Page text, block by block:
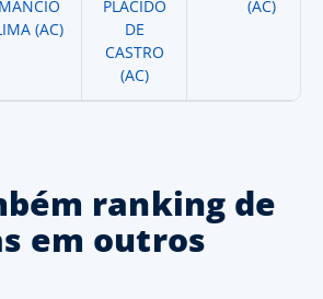
MANCIO
(AC)
PLACIDO
DE
CASTRO
(AC)
(AC)
ranking de
em outros